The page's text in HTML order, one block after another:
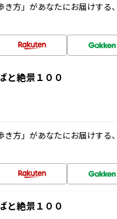
方」があなたにお届けする
と絶景１００
方」があなたにお届けする
と絶景１００